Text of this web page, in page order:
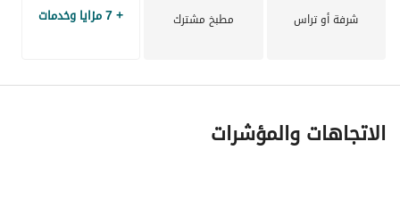
شرفة أو تراس مطبخ مشترك + 7 مزايا وخدمات
الاتجاهات والمؤشرات